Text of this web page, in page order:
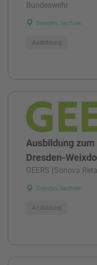
Bundeswehr
Dresden, Sachsen
Ausbildung
Ausbildung
Dresden-
GEERS (Sonova
Dresden, Sachsen
Ausbildung